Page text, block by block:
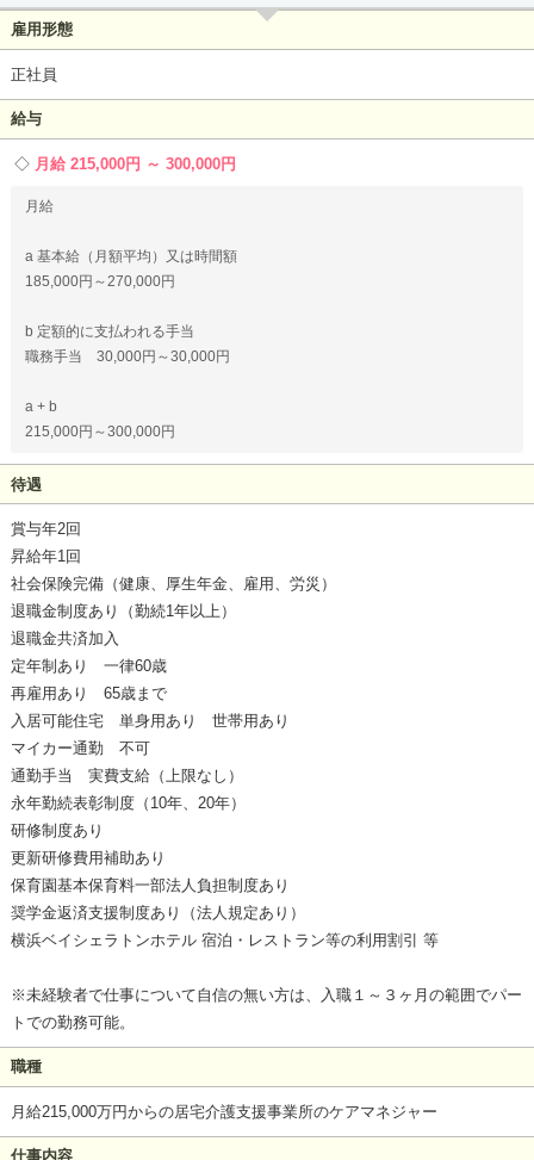
雇用形態
正社員
給与
月給 215,000円 ～ 300,000円
月給
a 基本給（月額平均）又は時間額
185,000円～270,000円
b 定額的に支払われる手当
職務手当 30,000円～30,000円
a + b
215,000円～300,000円
待遇
賞与年2回
昇給年1回
社会保険完備（健康、厚生年金、雇用、労災）
退職金制度あり（勤続1年以上）
退職金共済加入
定年制あり 一律60歳
再雇用あり 65歳まで
入居可能住宅 単身用あり 世帯用あり
マイカー通勤 不可
通勤手当 実費支給（上限なし）
永年勤続表彰制度（10年、20年）
研修制度あり
更新研修費用補助あり
保育園基本保育料一部法人負担制度あり
奨学金返済支援制度あり（法人規定あり）
横浜ベイシェラトンホテル 宿泊・レストラン等の利用割引 等
※未経験者で仕事について自信の無い方は、入職１～３ヶ月の範囲でパー
トでの勤務可能。
職種
月給215,000万円からの居宅介護支援事業所のケアマネジャー
仕事内容